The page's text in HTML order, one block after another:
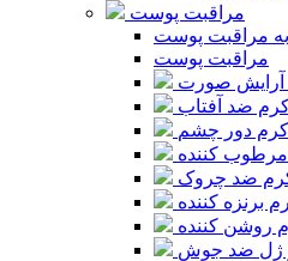
مراقبت پوست
مراقبت پوست
مراقبت پوست
آرایش صورت
ضد آفتاب
کرم دور چشم
کننده
ضد چروک
برنزه کننده
روشن کننده
ژل ضد جوش